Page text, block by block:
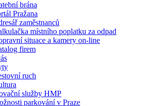
brána
Pražana
zaměstnanců
místního poplatku za odpad
situace a kamery on-line
firem
ruch
služby HMP
parkování v Praze